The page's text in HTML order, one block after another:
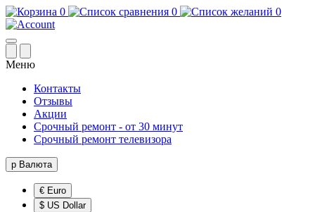
0 0 0
Меню
Контакты
Отзывы
Акции
Срочный ремонт - от 30 минут
Срочный ремонт телевизора
р Валюта
€ Euro
$ US Dollar